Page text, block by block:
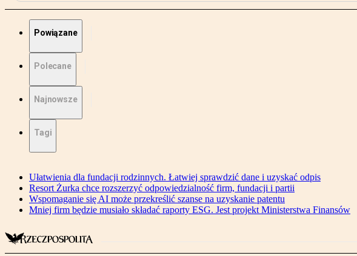
Powiązane
Polecane
Najnowsze
Tagi
Ułatwienia dla fundacji rodzinnych. Łatwiej sprawdzić dane i uzyskać odpis
Resort Żurka chce rozszerzyć odpowiedzialność firm, fundacji i partii
Wspomaganie się AI może przekreślić szanse na uzyskanie patentu
Mniej firm będzie musiało składać raporty ESG. Jest projekt Ministerstwa Finansów